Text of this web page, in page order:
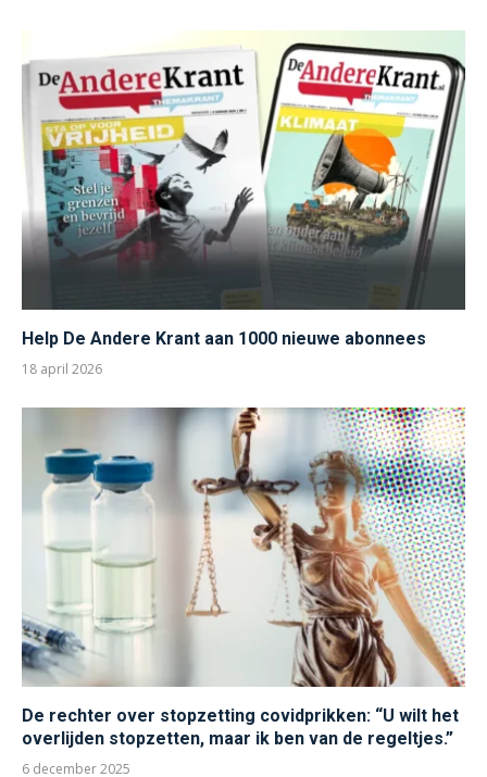
Help De Andere Krant aan 1000 nieuwe abonnees
18 april 2026
De rechter over stopzetting covidprikken: “U wilt het
overlijden stopzetten, maar ik ben van de regeltjes.”
6 december 2025